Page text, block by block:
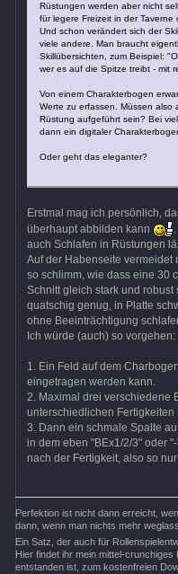
Rüstungen werden aber nicht
für legere Freizeit in der
Und schon verändert sich der
viele andere. Man braucht
Skillübersichten, zum Beispiel:
wer es auf die Spitze treibt - mit
Von einem Charakterbogen
Werte zu erfassen. Müssen also
Rüstung aufgeführt sein? Bei
dann ein digitaler
Oder geht das eleganter?
Erstmal mag ich persönlich,
überhaupt abbilden kann
auch Schlafen in Rüstungen
Auf der Habenseite vermeidet
so schlimm, wie dass eine 30
Schnitt gleich stark und
quatschig genug, in Platte
ohne Beeinträchtigung
Ich würde (auch) so vorgehen:
1. Ein Feld auf dem
eingetragen werden kann.
2. Maximal drei verschiedene
unterschiedlichen Fertigkeiten
3. Dann ein schmale Spalte
in dem eben "BEx1/2/3" oder
nach der Fertigkeit, also so
Perfektion ist nicht dann erreicht,
dann, wenn man nichts mehr
Ein Satz, der auch für
Hier findet ihr mein mittel-
entstanden ist, zum kostenfreien